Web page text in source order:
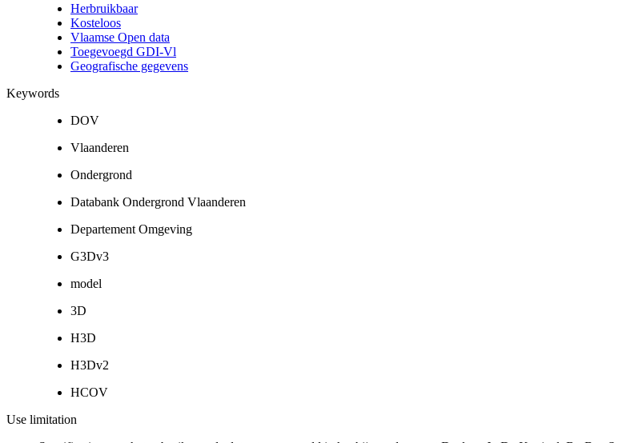
Herbruikbaar
Kosteloos
Vlaamse Open data
Toegevoegd GDI-Vl
Geografische gegevens
Keywords
DOV
Vlaanderen
Ondergrond
Databank Ondergrond Vlaanderen
Departement Omgeving
G3Dv3
model
3D
H3D
H3Dv2
HCOV
Use limitation